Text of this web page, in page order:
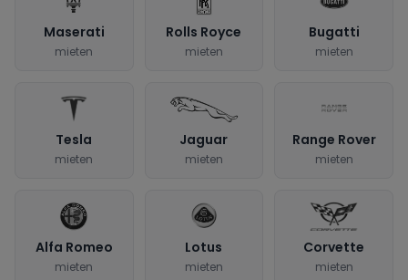
Maserati
mieten
Rolls Royce
mieten
Bugatti
mieten
Tesla
mieten
Jaguar
mieten
Range Rover
mieten
Alfa Romeo
mieten
Lotus
mieten
Corvette
mieten